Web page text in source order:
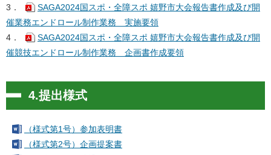
3．
SAGA2024国スポ・全障スポ 嬉野市大会報告書作成及び開
催業務エンドロール制作業務 実施要領
4．
SAGA2024国スポ・全障スポ 嬉野市大会報告書作成及び開
催競技エンドロール制作業務 企画書作成要領
4.提出様式
（様式第1号）参加表明書
（様式第2号）企画提案書